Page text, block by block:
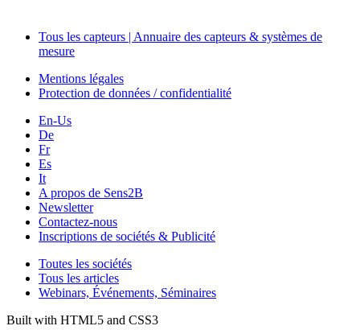
Tous les capteurs | Annuaire des capteurs & systèmes de
mesure
Mentions légales
Protection de données / confidentialité
En-Us
De
Fr
Es
It
A propos de Sens2B
Newsletter
Contactez-nous
Inscriptions de sociétés & Publicité
Toutes les sociétés
Tous les articles
Webinars, Événements, Séminaires
Built with HTML5 and CSS3